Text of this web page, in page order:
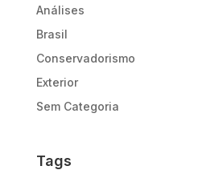
Análises
Brasil
Conservadorismo
Exterior
Sem Categoria
Tags